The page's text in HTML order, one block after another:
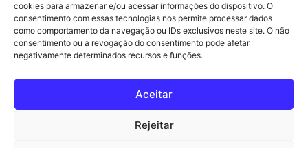
cookies para armazenar e/ou acessar informações do dispositivo. O
consentimento com essas tecnologias nos permite processar dados
como comportamento da navegação ou IDs exclusivos neste site. O não
consentimento ou a revogação do consentimento pode afetar
negativamente determinados recursos e funções.
Aceitar
Rejeitar
anteriorpágina
Ouro Empresas- Desenvolvimento Web
Joeber Garcia
FacebookInstagram